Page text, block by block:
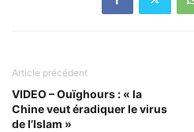
Article précédent
VIDEO – Ouïghours : « la
Chine veut éradiquer le virus
de l’Islam »